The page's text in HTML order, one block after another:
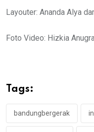
Layouter: Ananda Alya
Foto Video: Hizkia
Tags:
bandungbergerak